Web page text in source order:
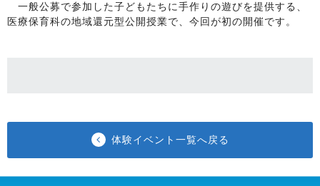
一般公募で参加した子どもたちに手作りの遊びを提供する、
医療保育科の地域還元型公開授業で、今回が初の開催です。
体験イベント一覧へ戻る